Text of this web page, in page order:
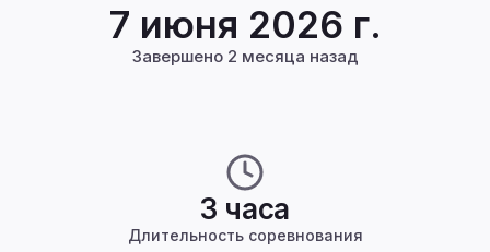
7 июня 2026 г.
Завершено 2 месяца назад
3 часа
Длительность соревнования